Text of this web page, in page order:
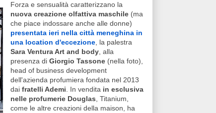
Forza e sensualità caratterizzano la
nuova creazione olfattiva maschile (ma
che piace indossare anche alle donne)
presentata ieri nella città meneghina in
una location d'eccezione, la palestra
Sara Ventura Art and body, alla
presenza di Giorgio Tassone (nella foto),
head of business development
dell'azienda profumiera fondata nel 2013
dai fratelli Ademi. In vendita in esclusiva
nelle profumerie Douglas, Titanium,
come le altre creazioni della maison, ha